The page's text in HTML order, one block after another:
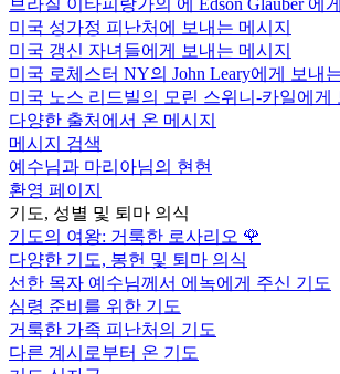
미국 성가정 피난처에 보내는 메시지
미국 갱신 자녀들에게 보내는 메시지
미국 로체스터 NY의 John Leary에게 보내
미국 노스 리드빌의 모린 스위니-카일에게
다양한 출처에서 온 메시지
메시지 검색
예수님과 마리아님의 현현
환영 페이지
기도, 성별 및 퇴마 의식
기도의 여왕: 거룩한 로사리오 🌹
다양한 기도, 봉헌 및 퇴마 의식
선한 목자 예수님께서 에녹에게 주신 기도
심령 준비를 위한 기도
거룩한 가족 피난처의 기도
다른 계시로부터 온 기도